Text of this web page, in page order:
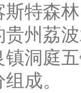
斯特森
贵州荔
镇洞庭
成。